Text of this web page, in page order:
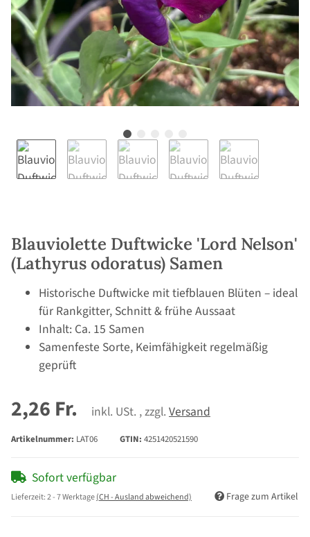
Blauviolette Duftwicke 'Lord Nelson'
(Lathyrus odoratus) Samen
Historische Duftwicke mit tiefblauen Blüten – ideal
für Rankgitter, Schnitt & frühe Aussaat
Inhalt: Ca. 15 Samen
Samenfeste Sorte, Keimfähigkeit regelmäßig
geprüft
2,26 Fr. inkl. USt. , zzgl. Versand
Artikelnummer: LAT06 GTIN: 4251420521590
Sofort verfügbar
Lieferzeit:2 - 7 Werktage(CH - Ausland abweichend) Frage zum Artikel